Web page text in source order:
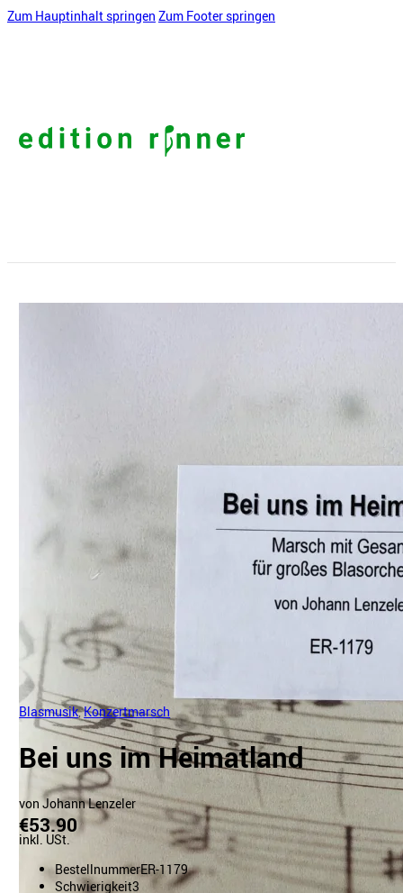
Zum Hauptinhalt springen Zum Footer springen
Blasmusik,Konzertmarsch
Bei uns im Heimatland
von Johann Lenzeler
€53.90
inkl. USt.
BestellnummerER-1179
Schwierigkeit3